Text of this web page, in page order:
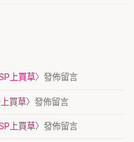
上買草〉發佈留言
買草〉發佈留言
上買草〉發佈留言